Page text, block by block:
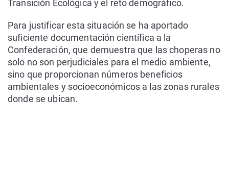
Transición Ecológica y el reto demográfico.
Para justificar esta situación se ha aportado
suficiente documentación científica a la
Confederación, que demuestra que las choperas no
solo no son perjudiciales para el medio ambiente,
sino que proporcionan números beneficios
ambientales y socioeconómicos a las zonas rurales
donde se ubican.